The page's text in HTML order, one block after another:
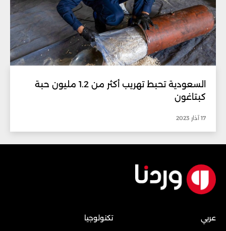
السعودية تحبط تهريب أكثر من 1.2 مليون حبة
كبتاغون
17 آذار 2023
عربي
تكنولوجيا